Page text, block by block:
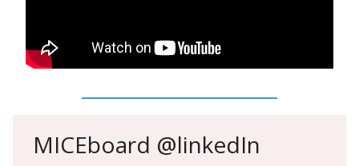
MICEboard @linkedIn